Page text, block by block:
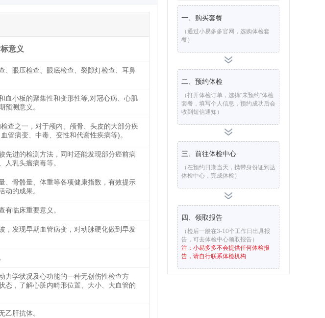
意义
、眼压检查、眼底检查、裂隙灯检查、耳鼻
血小板的聚集性和变形性等,对冠心病、心肌
预测意义。
查之一，对于颅内、颅骨、头皮的大部分疾
管病变、中毒、变性和代谢性疾病等)。
先进的检测方法，同时还能发现部分癌前病
人乳头瘤病毒等。
、骨骼量、体重等各项健康指数，有效提示
动的成果。
有临床重要意义。
，发现早期血管病变，对动脉硬化做到早发
力学状况及心功能的一种无创伤性检查方
态，了解心脏内畸形位置、大小、大血管的
乙肝抗体。
一、购买套餐
（通过小易多多官网，选购体检套
餐）
二、预约体检
（打开体检订单，选择“未预约”体检
套餐，填写个人信息，预约成功后会
收到短信通知）
三、前往体检中心
（在预约日期当天，携带身份证到达
体检中心，完成体检）
四、领取报告
（检后一般在3-10个工作日出具报
告，可去体检中心领取报告）
注：小易多多不会提供任何体检报
告，请自行联系体检机构